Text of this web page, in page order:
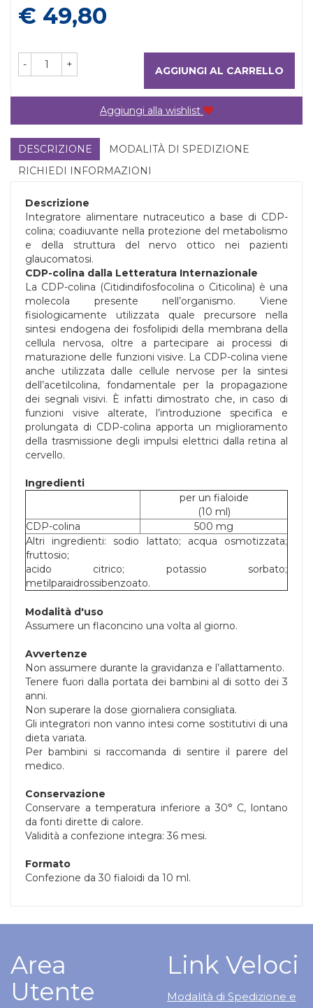
Prezzo
€ 49,80
- + AGGIUNGI AL CARRELLO
Aggiungi alla wishlist
DESCRIZIONE
MODALITÀ DI SPEDIZIONE
RICHIEDI INFORMAZIONI
Descrizione
Integratore alimentare nutraceutico a base di CDP-
colina; coadiuvante nella protezione del metabolismo
e della struttura del nervo ottico nei pazienti
glaucomatosi.
CDP-colina dalla Letteratura Internazionale
La CDP-colina (Citidindifosfocolina o Citicolina) è una
molecola presente nell’organismo. Viene
fisiologicamente utilizzata quale precursore nella
sintesi endogena dei fosfolipidi della membrana della
cellula nervosa, oltre a partecipare ai processi di
maturazione delle funzioni visive. La CDP-colina viene
anche utilizzata dalle cellule nervose per la sintesi
dell’acetilcolina, fondamentale per la propagazione
dei segnali visivi. È infatti dimostrato che, in caso di
funzioni visive alterate, l’introduzione specifica e
prolungata di CDP-colina apporta un miglioramento
della trasmissione degli impulsi elettrici dalla retina al
cervello.
Ingredienti
per un fialoide
(10 ml)
CDP-colina
500 mg
Altri ingredienti: sodio lattato; acqua osmotizzata;
fruttosio;
acido citrico; potassio sorbato;
metilparaidrossibenzoato.
Modalità d'uso
Assumere un flaconcino una volta al giorno.
Avvertenze
Non assumere durante la gravidanza e l’allattamento.
Tenere fuori dalla portata dei bambini al di sotto dei 3
anni.
Non superare la dose giornaliera consigliata.
Gli integratori non vanno intesi come sostitutivi di una
dieta variata.
Per bambini si raccomanda di sentire il parere del
medico.
Conservazione
Conservare a temperatura inferiore a 30° C, lontano
da fonti dirette di calore.
Validità a confezione integra: 36 mesi.
Formato
Confezione da 30 fialoidi da 10 ml.
Area
Utente
Link Veloci
Modalità di Spedizione e